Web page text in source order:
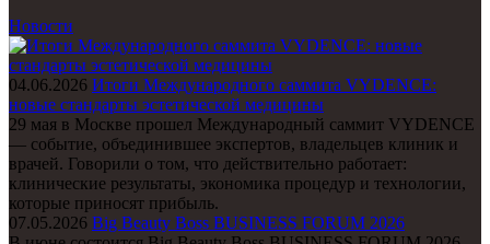
Новости
04.06.2026 Итоги Международного саммита VYDENCE:
новые стандарты эстетической медицины
29 мая в Москве прошел Международный саммит VYDENCE
— событие, объединившее экспертов, владельцев клиник и
врачей. Говорили о том, что действительно работает:
клинические результаты, экономика процедур и технологии,
которые приносят прибыль.
07.05.2026 Big Beauty Boss BUSINESS FORUM 2026